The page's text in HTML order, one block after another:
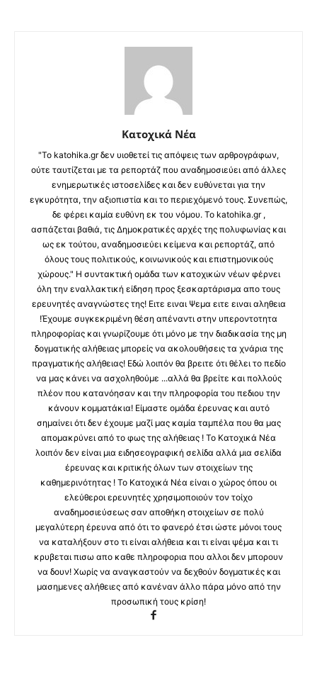
Κατοχικά Νέα
"Το katohika.gr δεν υιοθετεί τις απόψεις των αρθρογράφων,
ούτε ταυτίζεται με τα ρεπορτάζ που αναδημοσιεύει από άλλες
ενημερωτικές ιστοσελίδες και δεν ευθύνεται για την
εγκυρότητα, την αξιοπιστία και το περιεχόμενό τους. Συνεπώς,
δε φέρει καμία ευθύνη εκ του νόμου. Το katohika.gr ,
ασπάζεται βαθιά, τις Δημοκρατικές αρχές της πολυφωνίας και
ως εκ τούτου, αναδημοσιεύει κείμενα και ρεπορτάζ, από
όλους τους πολιτικούς, κοινωνικούς και επιστημονικούς
χώρους." Η συντακτική ομάδα των κατοχικών νέων φέρνει
όλη την εναλλακτική είδηση προς ξεσκαρτάρισμα απο τους
ερευνητές αναγνώστες της! Ειτε ειναι Ψεμα ειτε ειναι αληθεια
!Έχουμε συγκεκριμένη θέση απέναντι στην υπεροντοτητα
πληροφορίας και γνωρίζουμε ότι μόνο με την διαδικασία της μη
δογματικής αλήθειας μπορείς να ακολουθήσεις τα χνάρια της
πραγματικής αλήθειας! Εδώ λοιπόν θα βρειτε ότι θέλει το πεδίο
να μας κάνει να ασχοληθούμε ...αλλά θα βρείτε και πολλούς
πλέον που κατανόησαν και την πληροφορία του πεδιου την
κάνουν κομματάκια! Είμαστε ομάδα έρευνας και αυτό
σημαίνει ότι δεν έχουμε μαζί μας καμία ταμπέλα που θα μας
απομακρύνει από το φως της αλήθειας ! Το Κατοχικά Νέα
λοιπόν δεν είναι μια ειδησεογραφική σελίδα αλλά μια σελίδα
έρευνας και κριτικής όλων των στοιχείων της
καθημερινότητας ! Το Κατοχικά Νέα είναι ο χώρος όπου οι
ελεύθεροι ερευνητές χρησιμοποιούν τον τοίχο
αναδημοσιεύσεως σαν αποθήκη στοιχείων σε πολύ
μεγαλύτερη έρευνα από ότι το φανερό έτσι ώστε μόνοι τους
να καταλήξουν στο τι είναι αλήθεια και τι είναι ψέμα και τι
κρυβεται πισω απο καθε πληροφορια που αλλοι δεν μπορουν
να δουν! Χωρίς να αναγκαστούν να δεχθούν δογματικές και
μασημενες αλήθειες από κανέναν άλλο πάρα μόνο από την
προσωπική τους κρίση!